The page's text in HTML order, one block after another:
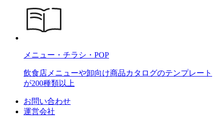
メニュー・チラシ・POP
飲食店メニューや卸向け商品カタログのテンプレート
が200種類以上
お問い合わせ
運営会社